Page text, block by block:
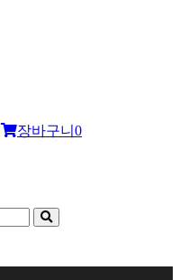
장바구니 0